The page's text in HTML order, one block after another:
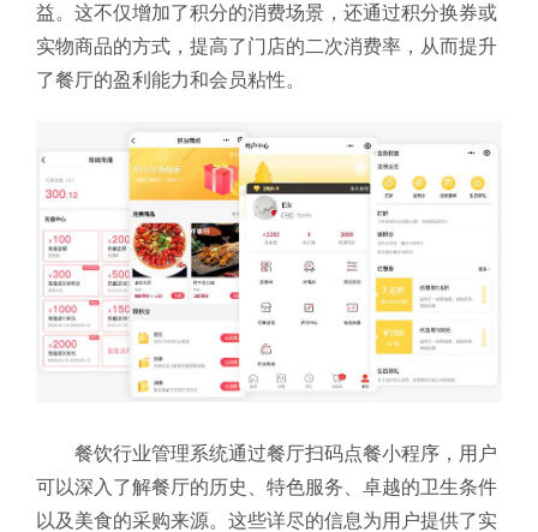
益。这不仅增加了积分的消费场景，还通过积分换券或
实物商品的方式，提高了门店的二次消费率，从而提升
了餐厅的盈利能力和会员粘性。
餐饮行业管理系统通过餐厅扫码点餐小程序，用户
可以深入了解餐厅的历史、特色服务、卓越的卫生条件
以及美食的采购来源。这些详尽的信息为用户提供了实